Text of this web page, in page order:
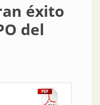
éxito
del